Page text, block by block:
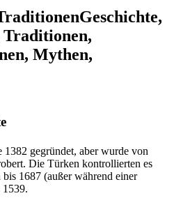
Geschichte,
Mythen,
gegründet, aber wurde von
Die Türken kontrollierten es
1687 (außer während einer
1539.